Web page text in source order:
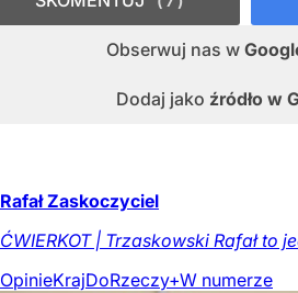
Obserwuj nas w
Dodaj jako źródło w
Rafał Zaskoczyciel
ĆWIERKOT | Trzaskowski Rafał to
OpinieKrajDoRzeczy+W numerze